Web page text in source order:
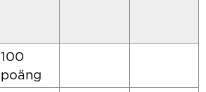
100
poäng